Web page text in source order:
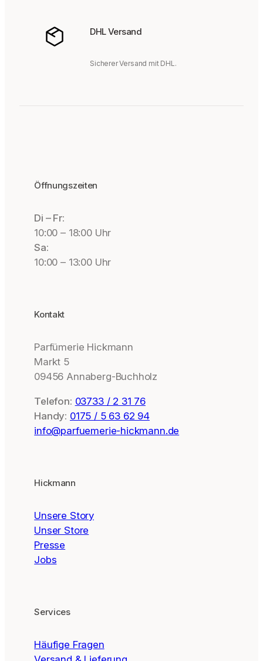
DHL Versand
Sicherer Versand mit DHL.
Öffnungszeiten
Di – Fr:
10:00 – 18:00 Uhr
Sa:
10:00 – 13:00 Uhr
Kontakt
Parfümerie Hickmann
Markt 5
09456 Annaberg-Buchholz
Telefon: 03733 / 2 31 76
Handy: 0175 / 5 63 62 94
info@parfuemerie-hickmann.de
Hickmann
Unsere Story
Unser Store
Presse
Jobs
Services
Häufige Fragen